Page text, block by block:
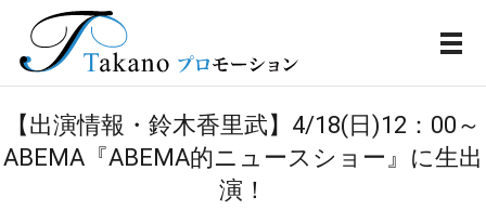
メ
【出演情報・鈴木香里武】4/18(日)12：00～
ABEMA『ABEMA的ニュースショー』に生出
演！